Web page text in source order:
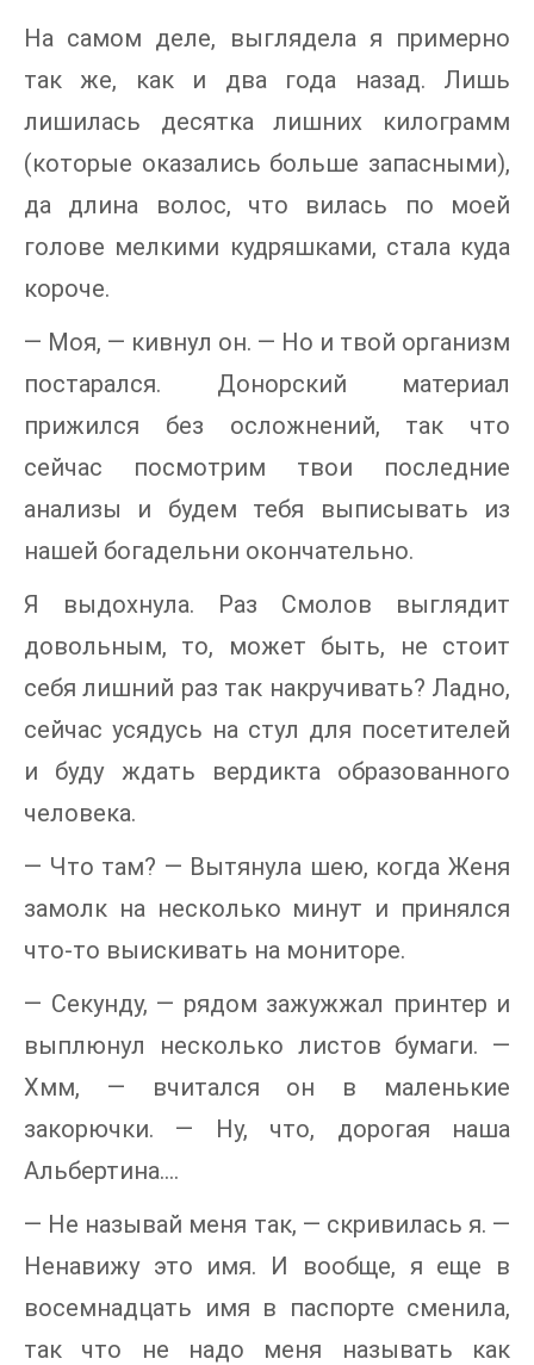
На самом деле, выглядела я примерно
так же, как и два года назад. Лишь
лишилась десятка лишних килограмм
(которые оказались больше запасными),
да длина волос, что вилась по моей
голове мелкими кудряшками, стала куда
короче.
— Моя, — кивнул он. — Но и твой организм
постарался. Донорский материал
прижился без осложнений, так что
сейчас посмотрим твои последние
анализы и будем тебя выписывать из
нашей богадельни окончательно.
Я выдохнула. Раз Смолов выглядит
довольным, то, может быть, не стоит
себя лишний раз так накручивать? Ладно,
сейчас усядусь на стул для посетителей
и буду ждать вердикта образованного
человека.
— Что там? — Вытянула шею, когда Женя
замолк на несколько минут и принялся
что-то выискивать на мониторе.
— Секунду, — рядом зажужжал принтер и
выплюнул несколько листов бумаги. —
Хмм, — вчитался он в маленькие
закорючки. — Ну, что, дорогая наша
Альбертина….
— Не называй меня так, — скривилась я. —
Ненавижу это имя. И вообще, я еще в
восемнадцать имя в паспорте сменила,
так что не надо меня называть как